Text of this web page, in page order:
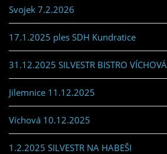
Svojek 7.2.2026
17.1.2025 ples SDH Kundratice
31.12.2025 SILVESTR BISTRO VÍCHOVÁ
Jilemnice 11.12.2025
Víchová 10.12.2025
1.2.2025 SILVESTR NA HABEŠI